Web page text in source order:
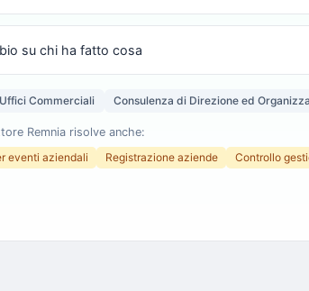
su chi ha fatto cosa
Commerciali Consulenza di Direzione ed
Remnia risolve anche:
eventi aziendali
Registrazione aziende Controllo